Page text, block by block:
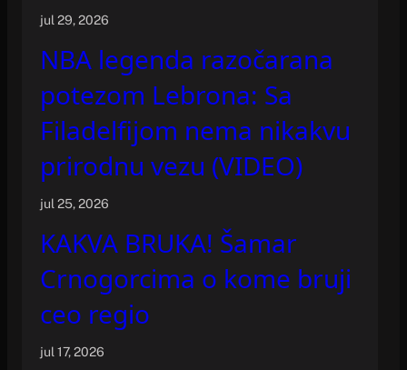
jul 29, 2026
NBA legenda razočarana
potezom Lebrona: Sa
Filadelfijom nema nikakvu
prirodnu vezu (VIDEO)
jul 25, 2026
KAKVA BRUKA! Šamar
Crnogorcima o kome bruji
ceo regio
jul 17, 2026